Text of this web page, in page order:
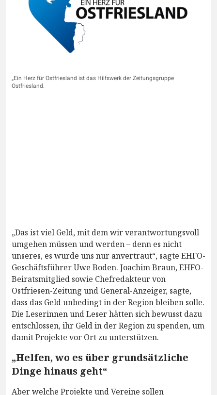
„Ein Herz für Ostfriesland ist das Hilfswerk der Zeitungsgruppe
Ostfriesland.
„Das ist viel Geld, mit dem wir verantwortungsvoll
umgehen müssen und werden – denn es nicht
unseres, es wurde uns nur anvertraut“, sagte EHFO-
Geschäftsführer Uwe Boden. Joachim Braun, EHFO-
Beiratsmitglied sowie Chefredakteur von
Ostfriesen-Zeitung und General-Anzeiger, sagte,
dass das Geld unbedingt in der Region bleiben solle.
Die Leserinnen und Leser hätten sich bewusst dazu
entschlossen, ihr Geld in der Region zu spenden, um
damit Projekte vor Ort zu unterstützen.
„Helfen, wo es über grundsätzliche
Dinge hinaus geht“
Aber welche Projekte und Vereine sollen